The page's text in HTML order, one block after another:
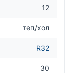
12
теп/хол
R32
30